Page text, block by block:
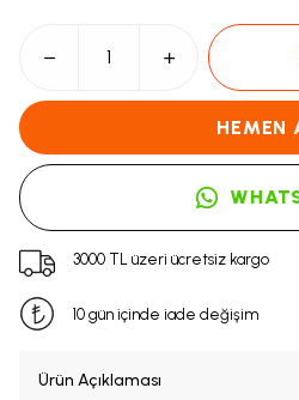
HEMEN
3000 TL üzeri ücretsiz kargo
10 gün içinde iade değişim
Ürün Açıklaması